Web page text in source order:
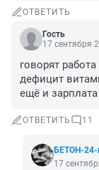
ОТВЕТИТЬ
Гость
17 сентября
говорят
дефицит
ещё и
ОТВЕТИТЬ 11
БЕТОН-
17